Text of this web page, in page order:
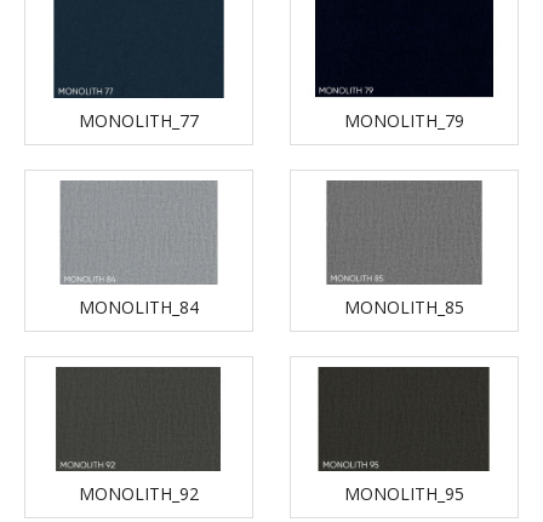
MONOLITH_77 MONOLITH_79
MONOLITH_84 MONOLITH_85
MONOLITH_92 MONOLITH_95